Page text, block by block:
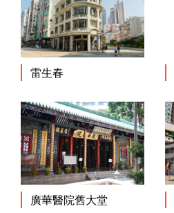
雷生春
廣華醫院舊大堂